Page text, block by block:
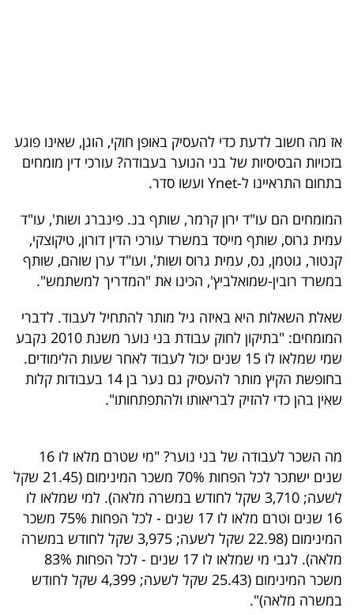
5
המילון
הכלכלי
פודקאסט
40
40
שיתופי
פעולה
דרושים
ניוזלטרים
מייל
אדום
אז מה חשוב לדעת כדי להעסיק באופן חוקי, הוגן, שאינו פוגע
בזכויות הבסיסיות של בני הנוער בעבודה? עורכי דין מומחים
בתחום התראיינו ל-Ynet ועשו סדר.
המומחים הם עו"ד ירון קרמר, שותף בנ. פינברג ושות', עו"ד
עמית גרוס, שותף מייסד במשרד עורכי הדין דורון, טיקוצקי,
קנטור, גוטמן, נס, עמית גרוס ושות', ועו"ד ערן שוהם, שותף
במשרד רובין-שמואלביץ', הכינו את "המדריך למשתמש".
שאלת השאלות היא באיזה גיל מותר להתחיל לעבוד. לדברי
המומחים: "בתיקון לחוק עבודת בני נוער משנת 2010 נקבע
שמי שמלאו לו 15 שנים יכול לעבוד לאחר שעות הלימודים.
בחופשת הקיץ מותר להעסיק גם נער בן 14 בעבודות קלות
שאין בהן כדי להזיק לבריאותו ולהתפתחותו".
מה השכר לעבודה של בני נוער? "מי שטרם מלאו לו 16
שנים ישתכר לכל הפחות 70% משכר המינימום (21.45 שקל
לשעה; 3,710 שקל לחודש במשרה מלאה). למי שמלאו לו
16 שנים וטרם מלאו לו 17 שנים - לכל הפחות 75% משכר
המינימום (22.98 שקל לשעה; 3,975 שקל לחודש במשרה
מלאה). לגבי מי שמלאו לו 17 שנים - לכל הפחות 83%
משכר המינימום (25.43 שקל לשעה; 4,399 שקל לחודש
במשרה מלאה)".